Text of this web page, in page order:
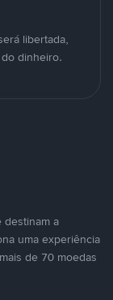
libertada,
dinheiro.
destinam a
uma experiência
de 70 moedas